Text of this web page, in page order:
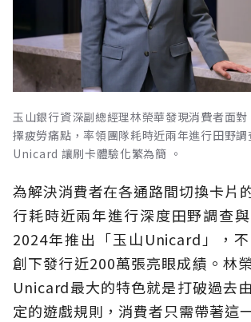
玉山銀行資深副總經理林榮華發現消費者面
擇疲勞痛點，率領團隊耗時近兩年進行田野
Unicard 讓刷卡體驗化繁為簡 。
為解決消費者在各通路間切換卡片
行耗時近兩年進行深度田野調查
2024年推出「玉山Unicard」，
創下發行近200萬張亮眼成績。林
Unicard最大的特色就是打破過去
定的遊戲規則，消費者只需帶著這